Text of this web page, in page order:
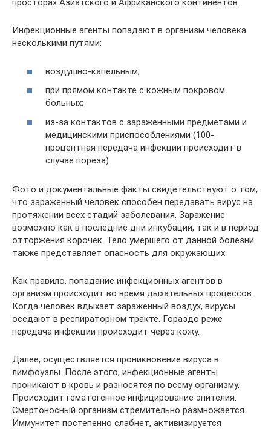
просторах Азиатского и Африканского континентов.
Инфекционные агенты попадают в организм человека
несколькими путями:
воздушно-капельным;
при прямом контакте с кожным покровом
больных;
из-за контактов с зараженными предметами и
медицинскими приспособлениями (100-
процентная передача инфекции происходит в
случае пореза).
Фото и документальные факты свидетельствуют о том,
что зараженный человек способен передавать вирус на
протяжении всех стадий заболевания. Заражение
возможно как в последние дни инкубации, так и в период
отторжения корочек. Тело умершего от данной болезни
также представляет опасность для окружающих.
Как правило, попадание инфекционных агентов в
организм происходит во время дыхательных процессов.
Когда человек вдыхает зараженный воздух, вирусы
оседают в респираторном тракте. Гораздо реже
передача инфекции происходит через кожу.
Далее, осуществляется проникновение вируса в
лимфоузлы. После этого, инфекционные агенты
проникают в кровь и разносятся по всему организму.
Происходит гематогенное инфицирование эпителия.
Смертоносный организм стремительно размножается.
Иммунитет постепенно слабнет, активизируется